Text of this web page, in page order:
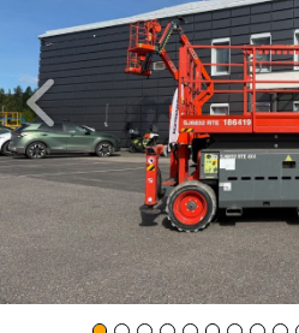
Edellinen